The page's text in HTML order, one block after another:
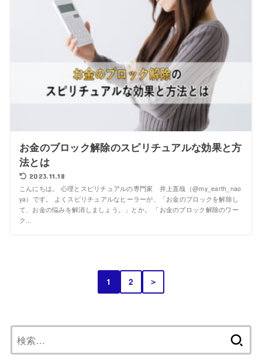
お金のブロック解除のスピリチュアルな効果と方
法とは
2023.11.18
こんにちは。 心理とスピリチュアルの専門家 井上直哉（@my_earth_nao
ya）です。 よくスピリチュアルなヒーラーが、「お金のブロックを解除し
て、お金の悩みを解消しましょう。」とか。 「お金のブロック解除のワー
ク...
1 2 ＞